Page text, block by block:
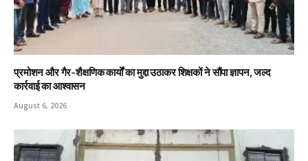
प्रमोशन और गैर-शैक्षणिक कार्यों का मुद्दा उठाकर शिक्षकों ने सौंपा ज्ञापन, जल्द
कार्रवाई का आश्वासन
August 6, 2026